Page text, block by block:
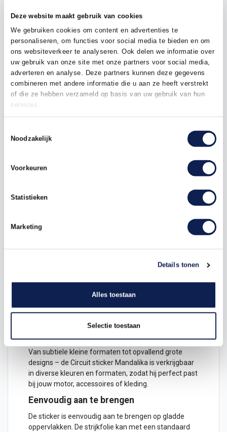
Deze website maakt gebruik van cookies
We gebruiken cookies om content en advertenties te
personaliseren, om functies voor social media te bieden en om
ons websiteverkeer te analyseren. Ook delen we informatie over
uw gebruik van onze site met onze partners voor social media,
adverteren en analyse. Deze partners kunnen deze gegevens
combineren met andere informatie die u aan ze heeft verstrekt
of die ze hebben verzameld op basis van uw gebruik van hun
services.
Noodzakelijk
Voorkeuren
Statistieken
Marketing
Details tonen
Alles toestaan
Selectie toestaan
Omschrijving
Product details
schoonheid van het Indonesische eiland Lombok
adembenemende locatie langs de Indische Oceaan.
Onze stickers zijn gemaakt van premium duurzame
•Glansfolie
•Carbonfolie– sportief en technisch
– extra zichtbaarheid
•T-shirt strijkfolie– ideaal voor kleding en racewear
UV- en weerbestendig
geschikt voorbinnen- en buitengebruik.
Verkrijgbaar in verschillende kleuren en
Van subtiele kleine formaten tot opvallend grote
designs – de Circuit sticker Mandalika is verkrijgbaar
in diverse kleuren en formaten, zodat hij perfect past
bij jouw motor, accessoires of kleding.
Eenvoudig aan te brengen
De sticker is eenvoudig aan te brengen op gladde
oppervlakken. De strijkfolie kan met een standaard